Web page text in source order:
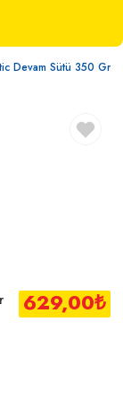
Devam Sütü 350 Gr
629,00₺